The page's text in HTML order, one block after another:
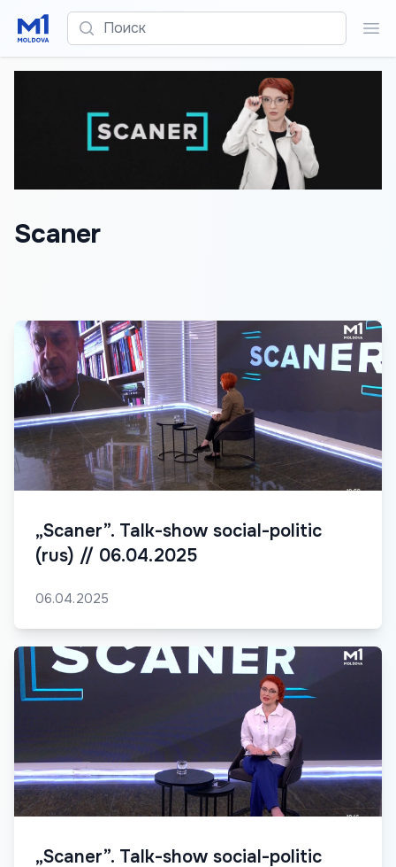
Поиск
Scaner
„Scaner”. Talk-show social-politic
(rus) // 06.04.2025
06.04.2025
„Scaner”. Talk-show social-politic